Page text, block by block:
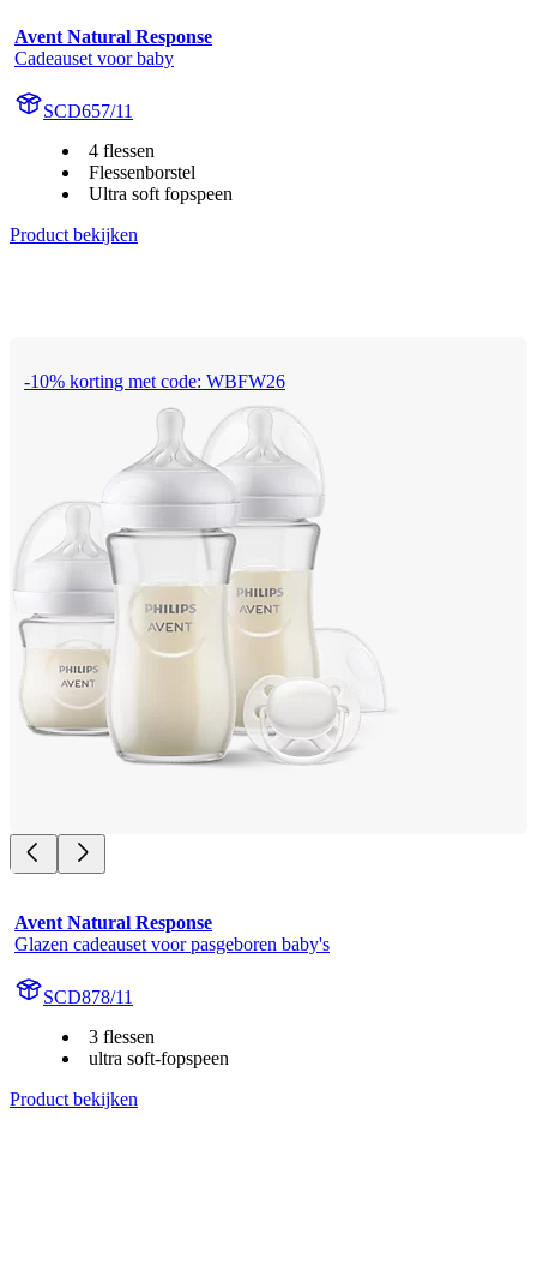
Avent Natural Response
Cadeauset voor baby
SCD657/11
4 flessen
Flessenborstel
Ultra soft fopspeen
Product bekijken
-10% korting met code: WBFW26
Avent Natural Response
Glazen cadeauset voor pasgeboren baby's
SCD878/11
3 flessen
ultra soft-fopspeen
Product bekijken